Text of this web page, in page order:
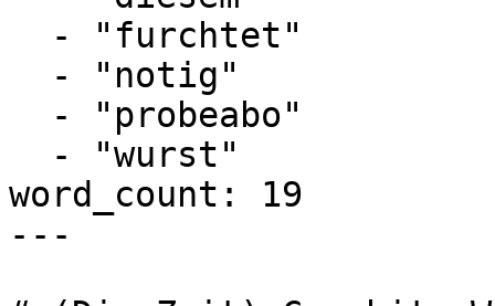
word_count: 19
---